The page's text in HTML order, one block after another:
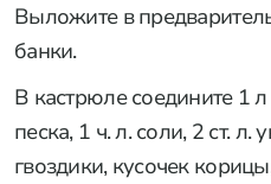
Выложите в
банки.
В кастрюле соедините 1
песка, 1 ч. л. соли, 2 ст. л.
гвоздики, кусочек